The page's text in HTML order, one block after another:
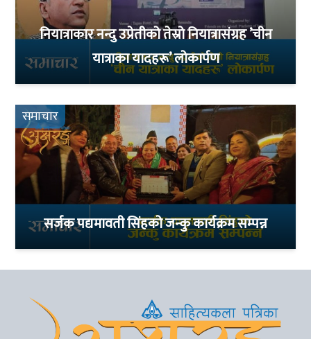
नियात्राकार नन्दु उप्रेतीको तेस्रो नियात्रासंग्रह ’चीन
यात्राका यादहरू’ लोकार्पण
समाचार
सर्जक पद्यमावती सिंहको जन्कु कार्यक्रम सम्पन्न